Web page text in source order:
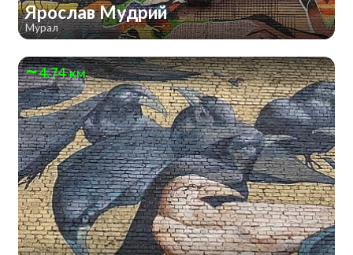
Ярослав Мудрий
Мурал
4.74 км